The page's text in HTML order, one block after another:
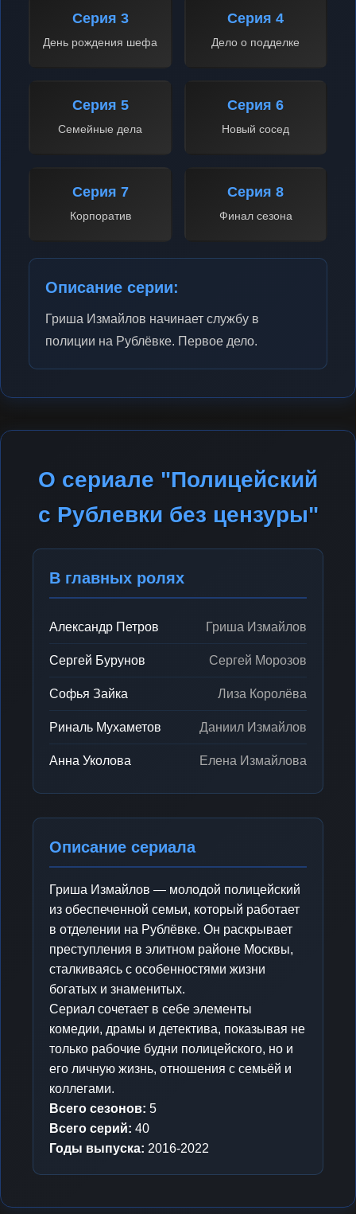
Серия 3
День рождения шефа
Серия 4
Дело о подделке
Серия 5
Семейные дела
Серия 6
Новый сосед
Серия 7
Корпоратив
Серия 8
Финал сезона
Описание серии:
Гриша Измайлов начинает службу в
полиции на Рублёвке. Первое дело.
О сериале "Полицейский
с Рублевки без цензуры"
В главных ролях
Александр Петров Гриша Измайлов
Сергей Бурунов Сергей Морозов
Софья Зайка Лиза Королёва
Риналь Мухаметов Даниил Измайлов
Анна Уколова Елена Измайлова
Описание сериала
Гриша Измайлов — молодой полицейский
из обеспеченной семьи, который работает
в отделении на Рублёвке. Он раскрывает
преступления в элитном районе Москвы,
сталкиваясь с особенностями жизни
богатых и знаменитых.
Сериал сочетает в себе элементы
комедии, драмы и детектива, показывая не
только рабочие будни полицейского, но и
его личную жизнь, отношения с семьёй и
коллегами.
Всего сезонов: 5
Всего серий: 40
Годы выпуска: 2016-2022